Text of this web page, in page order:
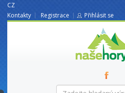
CZ
Kontakty
Registrace Přihlásit se
nasehory.cz